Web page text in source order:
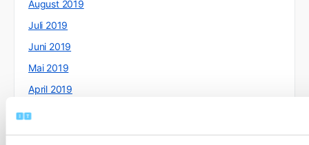
August 2019
Juli 2019
Juni 2019
Mai 2019
April 2019
März 2019